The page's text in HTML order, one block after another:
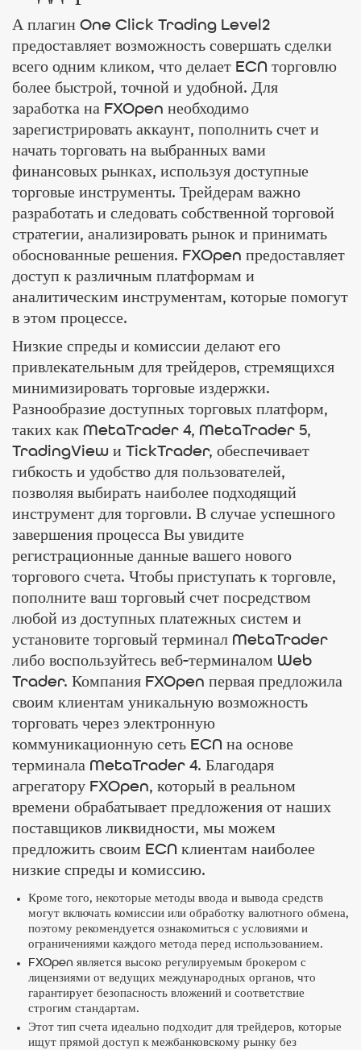
А плагин One Click Trading Level2
предоставляет возможность совершать сделки
всего одним кликом, что делает ECN торговлю
более быстрой, точной и удобной. Для
заработка на FXOpen необходимо
зарегистрировать аккаунт, пополнить счет и
начать торговать на выбранных вами
финансовых рынках, используя доступные
торговые инструменты. Трейдерам важно
разработать и следовать собственной торговой
стратегии, анализировать рынок и принимать
обоснованные решения. FXOpen предоставляет
доступ к различным платформам и
аналитическим инструментам, которые помогут
в этом процессе.
Низкие спреды и комиссии делают его
привлекательным для трейдеров, стремящихся
минимизировать торговые издержки.
Разнообразие доступных торговых платформ,
таких как MetaTrader 4, MetaTrader 5,
TradingView и TickTrader, обеспечивает
гибкость и удобство для пользователей,
позволяя выбирать наиболее подходящий
инструмент для торговли. В случае успешного
завершения процесса Вы увидите
регистрационные данные вашего нового
торгового счета. Чтобы приступать к торговле,
пополните ваш торговый счет посредством
любой из доступных платежных систем и
установите торговый терминал MetaTrader
либо воспользуйтесь веб-терминалом Web
Trader. Компания FXOpen первая предложила
своим клиентам уникальную возможность
торговать через электронную
коммуникационную сеть ECN на основе
терминала MetaTrader 4. Благодаря
агрегатору FXOpen, который в реальном
времени обрабатывает предложения от наших
поставщиков ликвидности, мы можем
предложить своим ECN клиентам наиболее
низкие спреды и комиссию.
Кроме того, некоторые методы ввода и вывода средств
могут включать комиссии или обработку валютного обмена,
поэтому рекомендуется ознакомиться с условиями и
ограничениями каждого метода перед использованием.
FXOpen является высоко регулируемым брокером с
лицензиями от ведущих международных органов, что
гарантирует безопасность вложений и соответствие
строгим стандартам.
Этот тип счета идеально подходит для трейдеров, которые
ищут прямой доступ к межбанковскому рынку без